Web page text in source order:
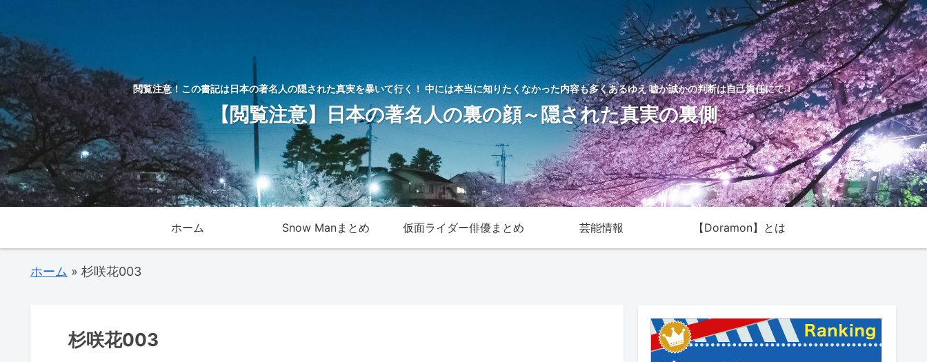
閲覧注意！この書記は日本の著名人の隠された真実を暴いて行く！ 中には本当に知りたくなかった内容も多くあるゆえ 嘘か誠かの判断は自己責任にて！
【閲覧注意】日本の著名人の裏の顔～隠された真実の裏側
ホーム Snow Manまとめ 仮面ライダー俳優まとめ 芸能情報 【Doramon】とは
ホーム » 杉咲花003
杉咲花003